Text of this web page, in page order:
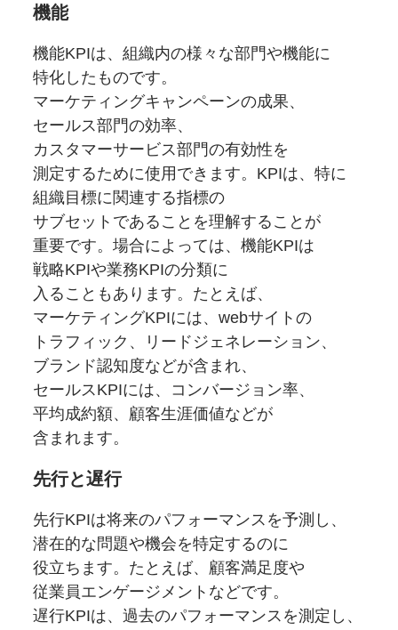
機能
機能KPIは、組織内の様々な部門や機能に
特化したものです。
マーケティングキャンペーンの成果、
セールス部門の効率、
カスタマーサービス部門の有効性を
測定するために使用できます。 KPIは、特に
組織目標に関連する指標の
サブセットであることを理解することが
重要です。場合によっては、機能KPIは
戦略KPIや業務KPIの分類に
入ることもあります。 たとえば、
マーケティングKPIには、webサイトの
トラフィック、
リードジェネレーション、
ブランド認知度などが含まれ、
セールスKPIには、 コンバージョン率、
平均成約額、 顧客生涯価値などが
含まれます。
先行と遅行
先行KPIは将来のパフォーマンスを予測し、
潜在的な問題や機会を特定するのに
役立ちます。 たとえば、 顧客満足度や
従業員エンゲージメントなどです。
遅行KPIは、過去のパフォーマンスを測定し、